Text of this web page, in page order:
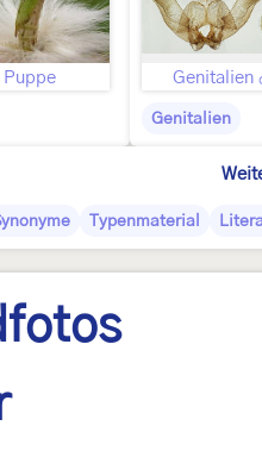
Puppe Genitalien
Genitalien
Typenmaterial